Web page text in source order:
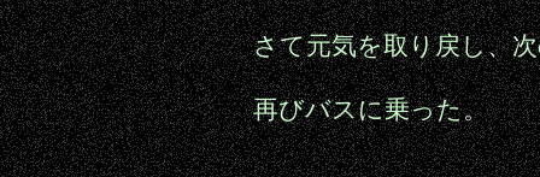
さて元気を取り戻し、
再びバスに乗った。